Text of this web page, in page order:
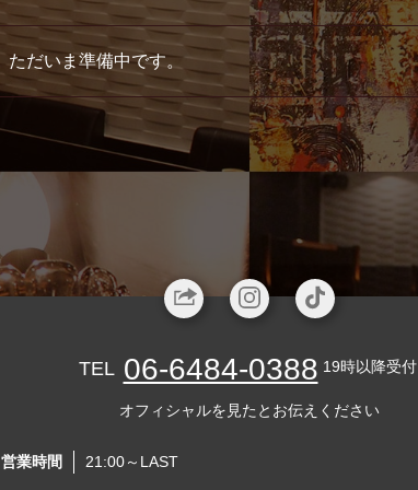
ただいま準備中です。
TEL 06-6484-0388 19時以降受付
オフィシャルを見たとお伝えください
営業時間 21:00～LAST